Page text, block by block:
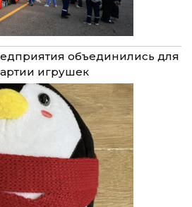
объединились для
игрушек